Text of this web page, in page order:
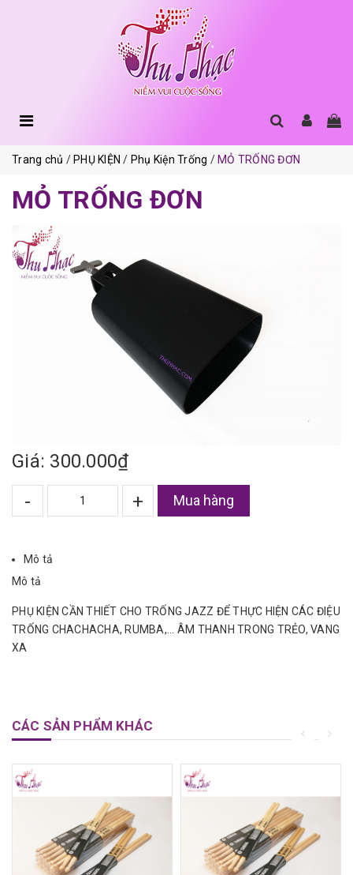
Trang chủ PHỤ KIỆN Phụ Kiện Trống MỎ TRỐNG ĐƠN
MỎ TRỐNG ĐƠN
Giá: 300.000₫
-
+ Mua hàng
Mô tả
Mô tả
PHỤ KIỆN CẦN THIẾT CHO TRỐNG JAZZ ĐỂ THỰC HIỆN CÁC ĐIỆU
TRỐNG CHACHACHA, RUMBA,... ÂM THANH TRONG TRẺO, VANG
XA
CÁC SẢN PHẨM KHÁC